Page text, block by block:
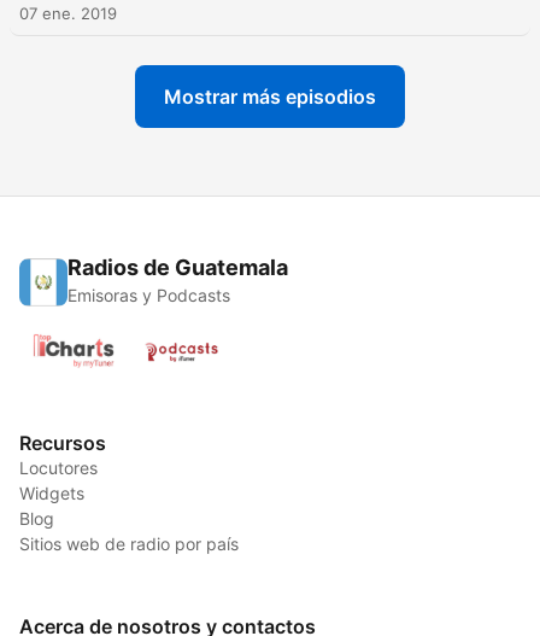
07 ene. 2019
Mostrar más episodios
Radios de Guatemala
Emisoras y Podcasts
Recursos
Locutores
Widgets
Blog
Sitios web de radio por país
Acerca de nosotros y contactos